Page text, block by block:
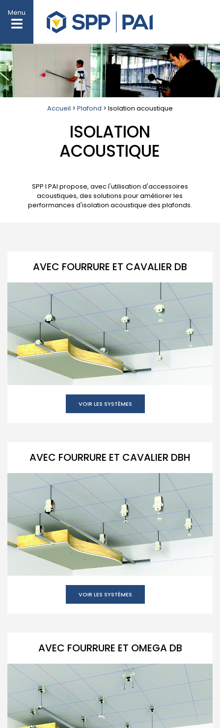
Menu
Accueil > Plafond > Isolation acoustique
ISOLATION
ACOUSTIQUE
SPP I PAI propose, avec l'utilisation d'accessoires
acoustiques, des solutions pour améliorer les
performances d'isolation acoustique des plafonds.
AVEC FOURRURE ET CAVALIER DB
VOIR LES SYSTÈMES
AVEC FOURRURE ET CAVALIER DBH
VOIR LES SYSTÈMES
AVEC FOURRURE ET OMEGA DB